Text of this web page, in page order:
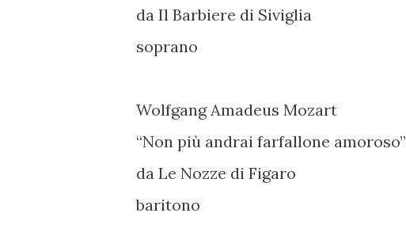
da Il Barbiere di Siviglia
soprano
Wolfgang Amadeus Mozart
“Non più andrai farfallone amoroso”
da Le Nozze di Figaro
baritono